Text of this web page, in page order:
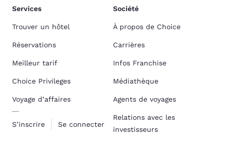
Services
Trouver un hôtel
Réservations
Meilleur tarif
Choice Privileges
Voyage d’affaires
S’inscrire Se connecter
Société
À propos de Choice
Carrières
Infos Franchise
Médiathèque
Agents de voyages
Relations avec les
investisseurs